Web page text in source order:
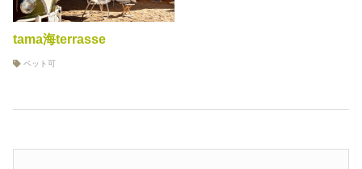
tama海terrasse
ペット可